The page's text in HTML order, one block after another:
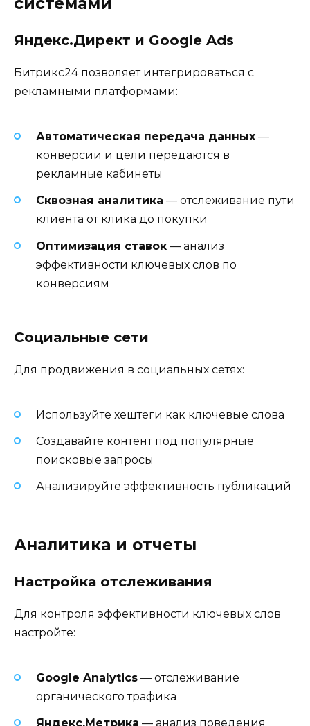
Яндекс.Директ и Google Ads
Битрикс24 позволяет интегрироваться с
рекламными платформами:
Автоматическая передача данных —
конверсии и цели передаются в
рекламные кабинеты
Сквозная аналитика — отслеживание пути
клиента от клика до покупки
Оптимизация ставок — анализ
эффективности ключевых слов по
конверсиям
Социальные сети
Для продвижения в социальных сетях:
Используйте хештеги как ключевые слова
Создавайте контент под популярные
поисковые запросы
Анализируйте эффективность публикаций
Аналитика и отчеты
Настройка отслеживания
Для контроля эффективности ключевых слов
настройте:
Google Analytics — отслеживание
органического трафика
Яндекс.Метрика — анализ поведения